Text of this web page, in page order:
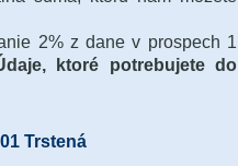
2% z dane v prospech 1
ktoré potrebujete do
Trstená